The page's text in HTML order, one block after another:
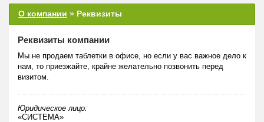
О компании » Реквизиты
Реквизиты компании
Мы не продаем таблетки в офисе, но если у вас важное дело к
нам, то приезжайте, крайне желательно позвонить перед
визитом.
Юридическое лицо:
«СИСТЕМА»